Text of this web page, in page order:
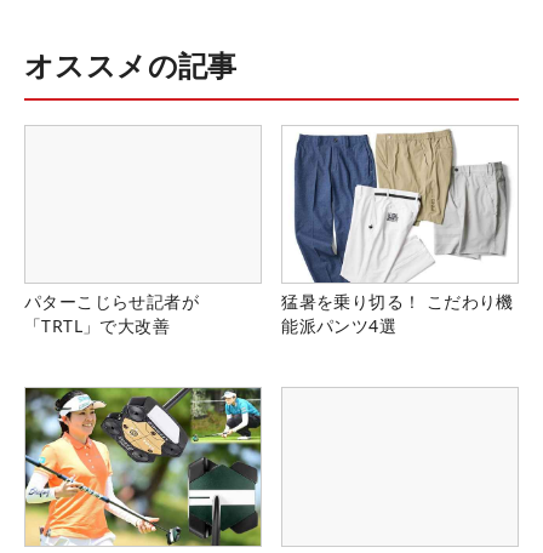
オススメの記事
パターこじらせ記者が
「TRTL」で大改善
猛暑を乗り切る！ こだわり機
能派パンツ4選